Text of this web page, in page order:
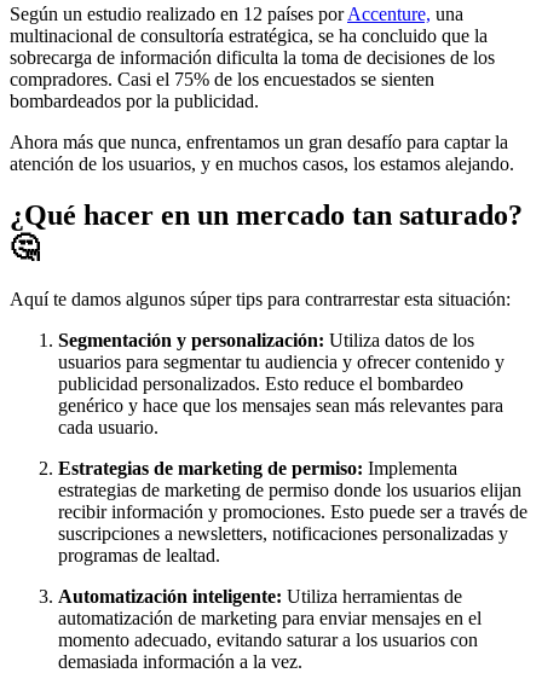
Según un estudio realizado en 12 países porAccenture, una
multinacional de consultoría estratégica, se ha concluido que la
sobrecarga de información dificulta la toma de decisiones de los
compradores. Casi el 75% de los encuestados se sienten
bombardeados por la publicidad.
Ahora más que nunca, enfrentamos un gran desafío para captar la
atención de los usuarios, y en muchos casos, los estamos alejando.
¿Qué hacer en un mercado tan saturado?
🤔
Aquí te damos algunos súper tips para contrarrestar esta situación:
Segmentación y personalización: Utiliza datos de los
usuarios para segmentar tu audiencia y ofrecer contenido y
publicidad personalizados. Esto reduce el bombardeo
genérico y hace que los mensajes sean más relevantes para
cada usuario.
Estrategias de marketing de permiso: Implementa
estrategias de marketing de permiso donde los usuarios elijan
recibir información y promociones. Esto puede ser a través de
suscripciones a newsletters, notificaciones personalizadas y
programas de lealtad.
Automatización inteligente: Utiliza herramientas de
automatización de marketing para enviar mensajes en el
momento adecuado, evitando saturar a los usuarios con
demasiada información a la vez.